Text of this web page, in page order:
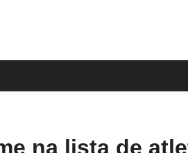
na lista de